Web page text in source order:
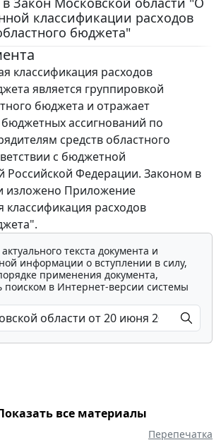
классификации расходов
бюджета"
классификация расходов
является группировкой
бюджета и отражает
ассигнований по
средств областного
с бюджетной
Российской Федерации. Законом в
изложено Приложение
классификация расходов
текста документа и
информации о вступлении в силу,
применения документа,
поиском в Интернет-версии системы
все материалы
Перепечатка